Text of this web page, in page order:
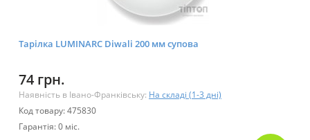
Тарілка LUMINARC Diwali 200 мм супова
74 грн.
Наявність в Івано-Франківську: На складі (1-3 дні)
Код товару: 475830
Гарантія: 0 міс.